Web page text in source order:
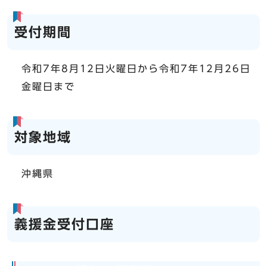
受付期間
令和7年8月12日火曜日から令和7年12月26日
金曜日まで
対象地域
沖縄県
義援金受付口座